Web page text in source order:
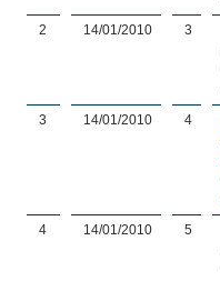
2 14/01/2010 3
3 14/01/2010 4
4 14/01/2010 5